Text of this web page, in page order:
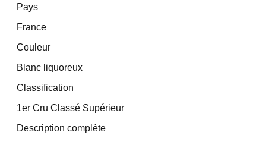
Pays
France
Couleur
Blanc liquoreux
Classification
1er Cru Classé Supérieur
Description complète